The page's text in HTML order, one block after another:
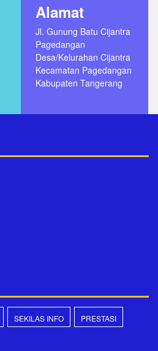
Alamat
Jl. Gunung Batu Cijantra
Pagedangan
Desa/Kelurahan Cijantra
Kecamatan Pagedangan
Kabupaten Tangerang
SEKILAS INFO PRESTASI